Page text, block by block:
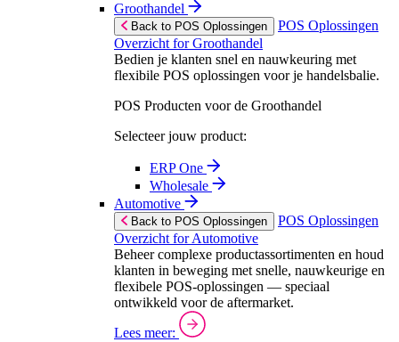
Groothandel
Back to POS Oplossingen
POS Oplossingen
Overzicht for Groothandel
Bedien je klanten snel en nauwkeuring met
flexibile POS oplossingen voor je handelsbalie.
POS Producten voor de Groothandel
Selecteer jouw product:
ERP One
Wholesale
Automotive
Back to POS Oplossingen
POS Oplossingen
Overzicht for Automotive
Beheer complexe productassortimenten en houd
klanten in beweging met snelle, nauwkeurige en
flexibele POS-oplossingen — speciaal
ontwikkeld voor de aftermarket.
Lees meer: